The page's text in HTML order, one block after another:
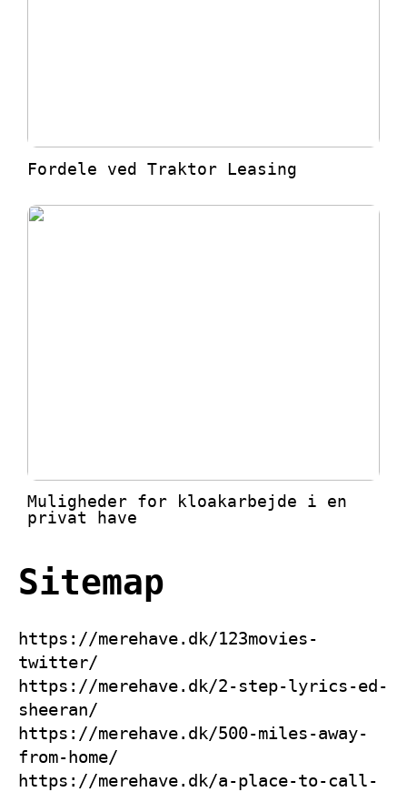
Fordele ved Traktor Leasing
Muligheder for kloakarbejde i en
privat have
Sitemap
https://merehave.dk/123movies-
twitter/
https://merehave.dk/2-step-lyrics-ed-
sheeran/
https://merehave.dk/500-miles-away-
from-home/
https://merehave.dk/a-place-to-call-